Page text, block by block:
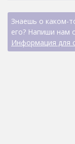
Знаешь о каком-
его? Напиши нам
Информация для